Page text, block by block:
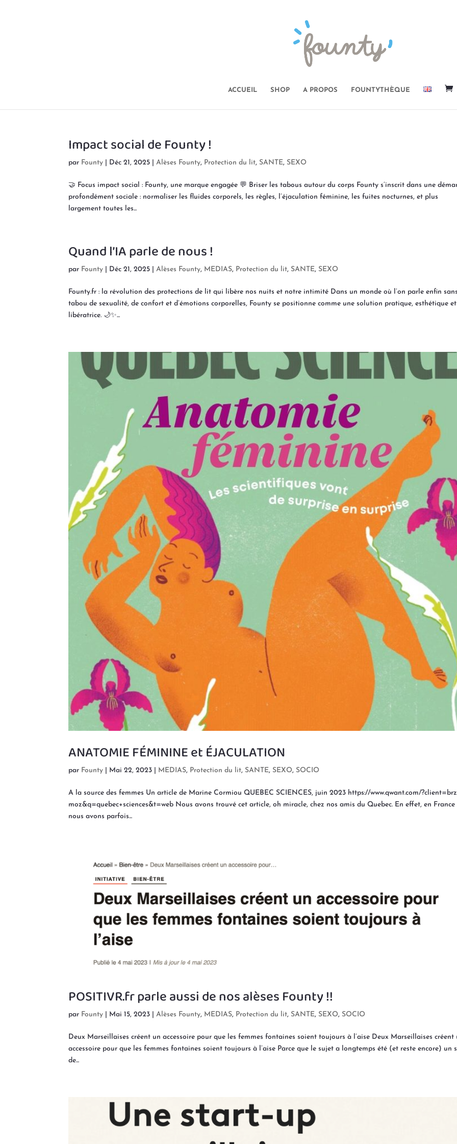
ACCUEIL SHOP A PROPOS FOUNTYTHÈQUE
Impact social de Founty !
par Founty Déc 21, 2025 |Alèses Founty, Protection du lit, SANTE, SEXO
🤝 Focus impact social : Founty, une marque engagée 💬 Briser les tabous autour du corps Founty s’inscrit dans une
profondément sociale : normaliser les fluides corporels, les règles, l’éjaculation féminine, les fuites nocturnes, et plus
largement toutes les...
Quand l’IA parle de nous !
par Founty Déc 21, 2025 |Alèses Founty, MEDIAS, Protection du lit, SANTE, SEXO
Founty.fr : la révolution des protections de lit qui libère nos nuits et notre intimité Dans un monde où l’on parle enfin
tabou de sexualité, de confort et d’émotions corporelles, Founty se positionne comme une solution pratique, esthétique
libératrice. 🌙✨...
ANATOMIE FÉMININE et ÉJACULATION
par Founty Mai 22, 2023 MEDIAS, Protection du lit, SANTE, SEXO, SOCIO
A la source des femmes Un article de Marine Cormiou QUEBEC SCIENCES, juin 2023 https://www.qwant.com/
moz&q=quebec+sciences&t=web Nous avons trouvé cet article, oh miracle, chez nos amis du Quebec. En effet, en France
nous avons parfois...
POSITIVR.fr parle aussi de nos alèses Founty !!
par Founty Mai 15, 2023 |Alèses Founty, MEDIAS, Protection du lit, SANTE, SEXO, SOCIO
Deux Marseillaises créent un accessoire pour que les femmes fontaines soient toujours à l’aise Deux Marseillaises créent
accessoire pour que les femmes fontaines soient toujours à l’aise Parce que le sujet a longtemps été (et reste encore) un
de...